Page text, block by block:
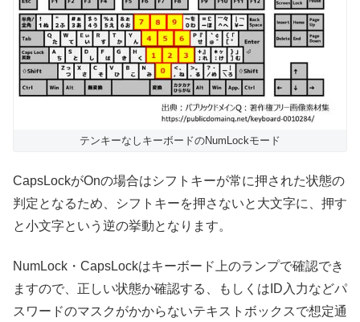
テンキーなしキーボードのNumLockモード
CapsLockがOnの場合はシフトキーが常に押された状態の
判定となるため、シフトキーを押さないと大文字に、押す
と小文字という逆の挙動となります。
NumLock・CapsLockはキーボード上のランプで確認でき
ますので、正しい状態か確認する、もしくはID入力などパ
スワードのマスクがかからないテキストボックスで想定通